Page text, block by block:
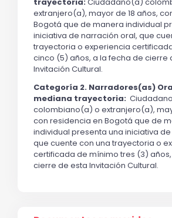
extranjero(a), mayor de 18 años,
Bogotá que de manera individual
iniciativa de narración oral, que
trayectoria o experiencia
cinco (5) años, a la fecha de cierre
Invitación Cultural.
Categoría 2. Narradores(as)
mediana trayectoria:
colombiano(a) o extranjero(a),
con residencia en Bogotá que de
individual presenta una iniciativa
que cuente con una trayectoria o
certificada de mínimo tres (3)
cierre de esta Invitación Cultural.